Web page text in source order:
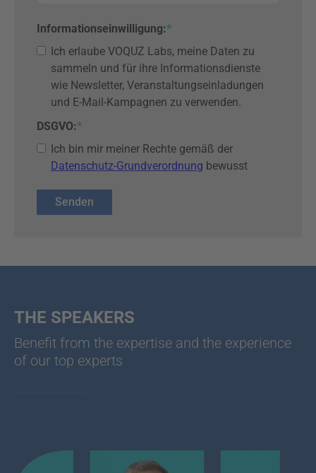
Informationseinwilligung:*
Ich erlaube VOQUZ Labs, meine Daten zu
sammeln und für ihre Informationsdienste
wie Newsletter, Veranstaltungseinladungen
und E-Mail-Kampagnen zu verwenden.
DSGVO:*
Ich bin mir meiner Rechte gemäß der
Datenschutz-Grundverordnung bewusst
THE SPEAKERS
Benefit from the expertise and the experience
of our top experts